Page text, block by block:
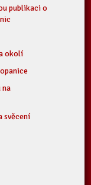
publikaci o
okolí
na
svěcení